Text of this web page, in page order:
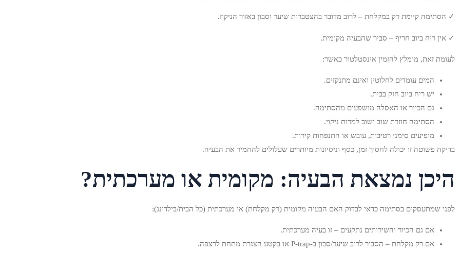
✓ הסתימה קיימת רק במקלחת – לרוב מדובר בהצטברות שיער וסבון באזור הניקוז.
✓ אין ריח ביוב חריף – סביר שהבעיה מקומית.
לעומת זאת, מומלץ להזמין אינסטלטור כאשר:
המים עומדים לחלוטין ואינם מתנקזים.
יש ריח ביוב חזק בבית.
גם הכיור או האסלה מושפעים מהסתימה.
הסתימה חוזרת שוב ושוב למרות ניקוי.
מופיעים סימני רטיבות, עובש או התנפחות קירות.
בדיקה פשוטה זו יכולה לחסוך זמן, כסף וניסיונות מיותרים שעלולים להחמיר את הבעיה.
היכן נמצאת הבעיה: מקומית או מערכתית?
לפני שמתעסקים בסתימה כדאי לבדוק האם הבעיה מקומית (רק מקלחת) או מערכתית (כל הבית/בילדינג):
אם גם הכיור והשירותים נתקעים – זו בעיה מערכתית.
אם רק מקלחת – הסביר לרוב שיער/סבון ב‑P‑trap או בקטע הצנרת מתחת לרצפה.